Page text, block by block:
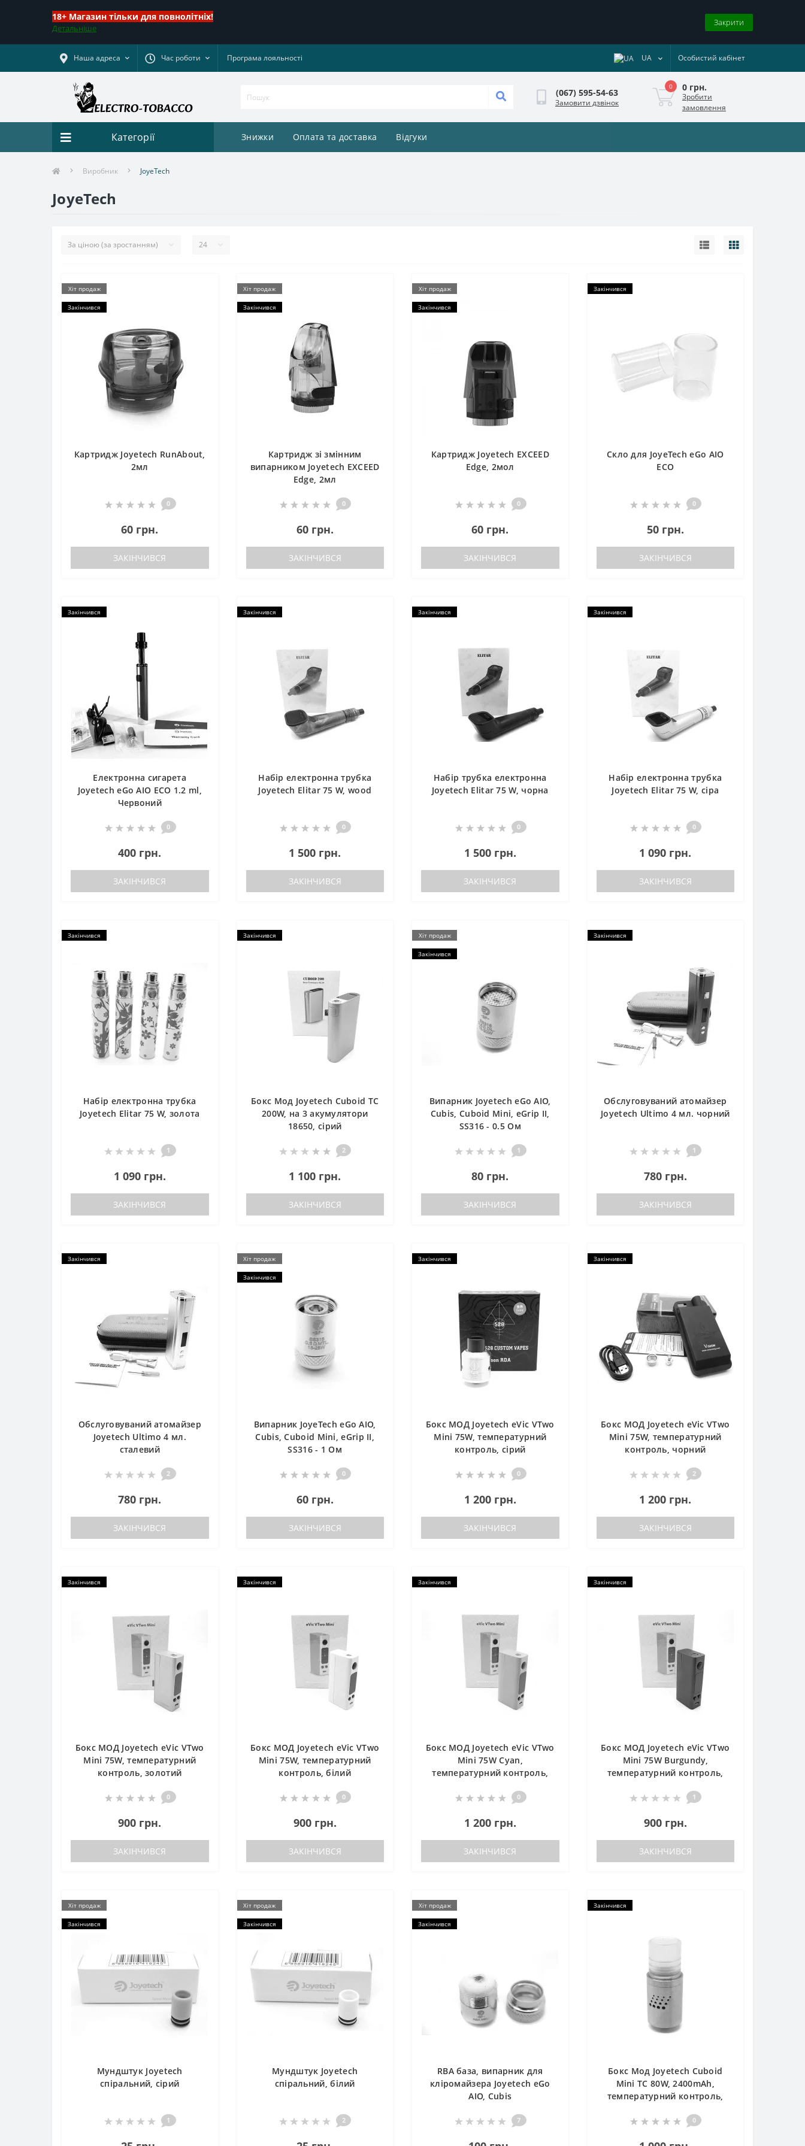
18+ Магазин тільки для повнолітніх!
Детальніше
Закрити
Наша адреса Час роботи Програма лояльності UA Особистий кабінет
(067) 595-54-63
Замовити дзвінок
0 0 грн.
Зробити
замовлення
Категорії Знижки Оплата та доставка Відгуки
Виробник JoyeTech
JoyeTech
Хіт продаж
Закінчився
Картридж Joyetech RunAbout,
2мл
0
60 грн.
ЗАКІНЧИВСЯ
Хіт продаж
Закінчився
Картридж зі змінним
випарником Joyetech EXCEED
Edge, 2мл
0
60 грн.
ЗАКІНЧИВСЯ
Хіт продаж
Закінчився
Картридж Joyetech EXCEED
Edge, 2мол
0
60 грн.
ЗАКІНЧИВСЯ
Закінчився
Скло для JoyeTech eGo AIO
ECO
0
50 грн.
ЗАКІНЧИВСЯ
Закінчився
Електронна сигарета
Joyetech eGo AIO ECO 1.2 ml,
Червоний
0
400 грн.
ЗАКІНЧИВСЯ
Закінчився
Набір електронна трубка
Joyetech Elitar 75 W, wood
0
1 500 грн.
ЗАКІНЧИВСЯ
Закінчився
Набір трубка електронна
Joyetech Elitar 75 W, чорна
0
1 500 грн.
ЗАКІНЧИВСЯ
Закінчився
Набір електронна трубка
Joyetech Elitar 75 W, сіра
0
1 090 грн.
ЗАКІНЧИВСЯ
Закінчився
Набір електронна трубка
Joyetech Elitar 75 W, золота
1
1 090 грн.
ЗАКІНЧИВСЯ
Закінчився
Бокс Мод Joyetech Cuboid TC
200W, на 3 акумулятори
18650, сірий
2
1 100 грн.
ЗАКІНЧИВСЯ
Хіт продаж
Закінчився
Випарник Joyetech eGo AIO,
Cubis, Cuboid Mini, eGrip II,
SS316 - 0.5 Ом
1
80 грн.
ЗАКІНЧИВСЯ
Закінчився
Обслуговуваний атомайзер
Joyetech Ultimo 4 мл. чорний
1
780 грн.
ЗАКІНЧИВСЯ
Закінчився
Обслуговуваний атомайзер
Joyetech Ultimo 4 мл.
сталевий
2
780 грн.
ЗАКІНЧИВСЯ
Хіт продаж
Закінчився
Випарник JoyeTech eGo AIO,
Cubis, Cuboid Mini, eGrip II,
SS316 - 1 Ом
0
60 грн.
ЗАКІНЧИВСЯ
Закінчився
Бокс МОД Joyetech eVic VTwo
Mini 75W, температурний
контроль, сірий
0
1 200 грн.
ЗАКІНЧИВСЯ
Закінчився
Бокс МОД Joyetech eVic VTwo
Mini 75W, температурний
контроль, чорний
2
1 200 грн.
ЗАКІНЧИВСЯ
Закінчився
Бокс МОД Joyetech eVic VTwo
Mini 75W, температурний
контроль, золотий
0
900 грн.
ЗАКІНЧИВСЯ
Закінчився
Бокс МОД Joyetech eVic VTwo
Mini 75W, температурний
контроль, білий
0
900 грн.
ЗАКІНЧИВСЯ
Закінчився
Бокс МОД Joyetech eVic VTwo
Mini 75W Cyan,
температурний контроль,
0
1 200 грн.
ЗАКІНЧИВСЯ
Закінчився
Бокс МОД Joyetech eVic VTwo
Mini 75W Burgundy,
температурний контроль,
1
900 грн.
ЗАКІНЧИВСЯ
Хіт продаж
Закінчився
Мундштук Joyetech
спіральний, сірий
1
Хіт продаж
Закінчився
Мундштук Joyetech
спіральний, білий
2
Хіт продаж
Закінчився
RBA база, випарник для
кліромайзера Joyetech eGo
AIO, Cubis
7
Закінчився
Бокс Мод Joyetech Cuboid
Mini TC 80W, 2400mAh,
температурний контроль,
0